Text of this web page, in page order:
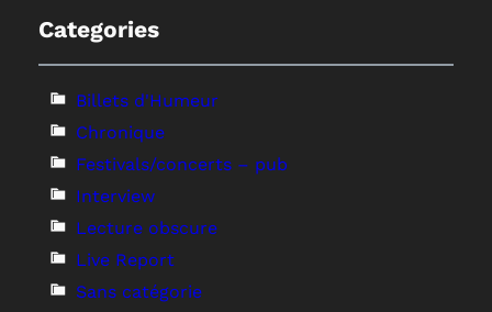
Categories
Billets d'Humeur
Chronique
Festivals/concerts – pub
Interview
Lecture obscure
Live Report
Sans catégorie